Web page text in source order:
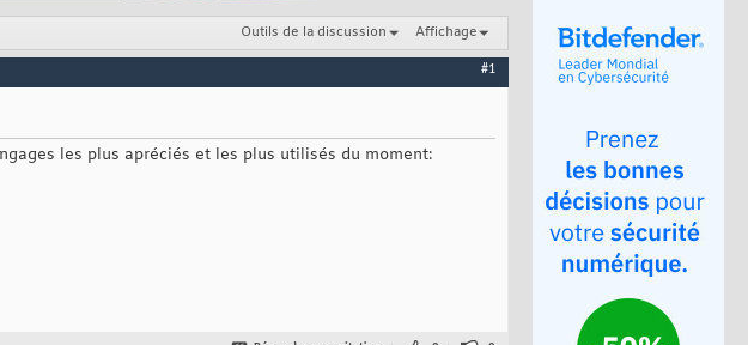
Outils de la discussion Affichage
#1
les plus apréciés et les plus utilisés du moment: